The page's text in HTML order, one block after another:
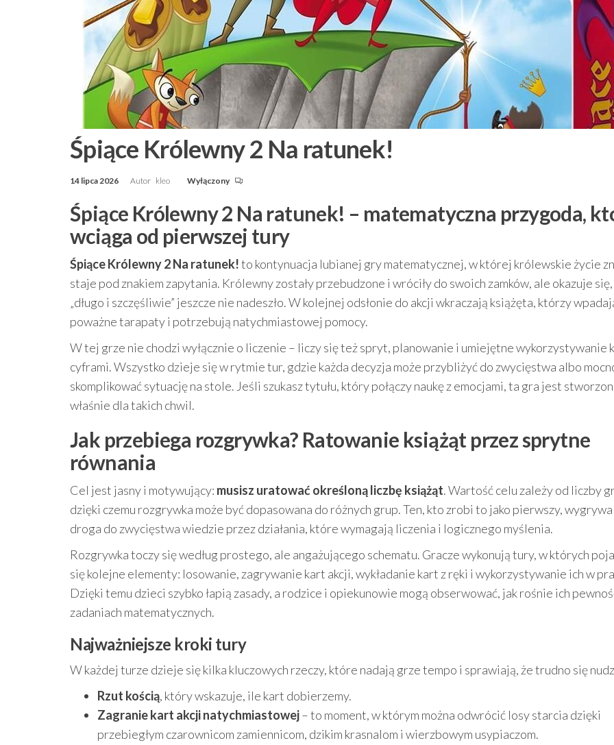
Śpiące Królewny 2 Na ratunek!
14 lipca 2026 Autor kleo Wyłączony
Śpiące Królewny 2 Na ratunek! – matematyczna przygoda,
wciąga od pierwszej tury
Śpiące Królewny 2 Na ratunek!to kontynuacja lubianej gry matematycznej, w której królewskie życie
staje pod znakiem zapytania. Królewny zostały przebudzone i wróciły do swoich zamków, ale okazuje się,
„długo i szczęśliwie” jeszcze nie nadeszło. W kolejnej odsłonie do akcji wkraczają książęta, którzy
poważne tarapaty i potrzebują natychmiastowej pomocy.
W tej grze nie chodzi wyłącznie o liczenie – liczy się też spryt, planowanie i umiejętne wykorzystywanie
cyframi. Wszystko dzieje się w rytmie tur, gdzie każda decyzja może przybliżyć do zwycięstwa albo
skomplikować sytuację na stole. Jeśli szukasz tytułu, który połączy naukę z emocjami, ta gra jest
właśnie dla takich chwil.
Jak przebiega rozgrywka? Ratowanie książąt przez sprytne
równania
Cel jest jasny i motywujący: musisz uratować określoną liczbę książąt. Wartość celu zależy od liczby
dzięki czemu rozgrywka może być dopasowana do różnych grup. Ten, kto zrobi to jako pierwszy, wygrywa
droga do zwycięstwa wiedzie przez działania, które wymagają liczenia i logicznego myślenia.
Rozgrywka toczy się według prostego, ale angażującego schematu. Gracze wykonują tury, w których
się kolejne elementy: losowanie, zagrywanie kart akcji, wykładanie kart z ręki i wykorzystywanie ich w
Dzięki temu dzieci szybko łapią zasady, a rodzice i opiekunowie mogą obserwować, jak rośnie ich
zadaniach matematycznych.
Najważniejsze kroki tury
W każdej turze dzieje się kilka kluczowych rzeczy, które nadają grze tempo i sprawiają, że trudno się
Rzut kością, który wskazuje, ile kart dobierzemy.
Zagranie kart akcji natychmiastowej– to moment, w którym można odwrócić losy starcia dzięki
przebiegłym czarownicom zamiennicom, dzikim krasnalom i wierzbowym usypiaczom.